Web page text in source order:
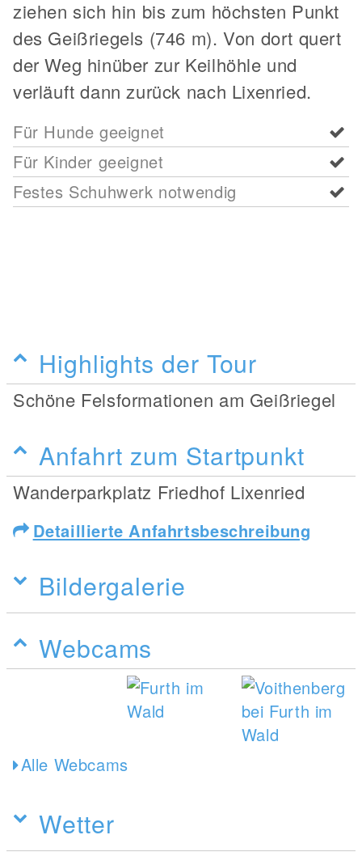
ziehen sich hin bis zum höchsten Punkt
des Geißriegels (746 m). Von dort quert
der Weg hinüber zur Keilhöhle und
verläuft dann zurück nach Lixenried.
Für Hunde geeignet
Für Kinder geeignet
Festes Schuhwerk notwendig
Highlights der Tour
Schöne Felsformationen am Geißriegel
Anfahrt zum Startpunkt
Wanderparkplatz Friedhof Lixenried
Detaillierte Anfahrtsbeschreibung
Bildergalerie
Webcams
Alle Webcams
Wetter